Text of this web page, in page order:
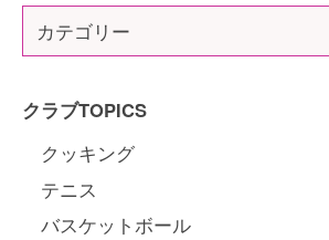
カテゴリー
クラブTOPICS
クッキング
テニス
バスケットボール